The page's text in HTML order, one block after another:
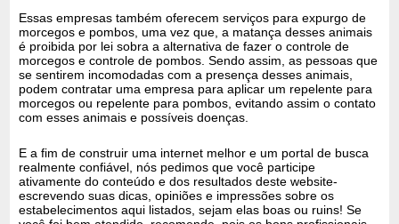
Essas empresas também oferecem serviços para expurgo de
morcegos e pombos, uma vez que, a matança desses animais
é proibida por lei sobra a alternativa de fazer o controle de
morcegos e controle de pombos. Sendo assim, as pessoas que
se sentirem incomodadas com a presença desses animais,
podem contratar uma empresa para aplicar um repelente para
morcegos ou repelente para pombos, evitando assim o contato
com esses animais e possíveis doenças.
E a fim de construir uma internet melhor e um portal de busca
realmente confiável, nós pedimos que você participe
ativamente do conteúdo e dos resultados deste website-
escrevendo suas dicas, opiniões e impressões sobre os
estabelecimentos aqui listados, sejam elas boas ou ruins! Se